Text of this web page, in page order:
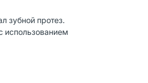
зубной протез.
использованием